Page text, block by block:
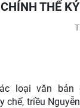
THẾ
loại văn bản
chế, triều